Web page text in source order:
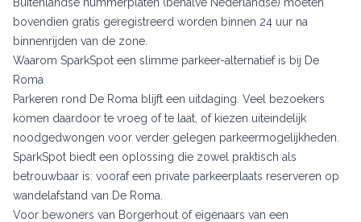
bovendien gratis geregistreerd worden binnen 24 uur na
binnenrijden van de zone.
Waarom SparkSpot een slimme parkeer-alternatief is bij De
Roma
Parkeren rond De Roma blijft een uitdaging. Veel bezoekers
komen daardoor te vroeg of te laat, of kiezen uiteindelijk
noodgedwongen voor verder gelegen parkeermogelijkheden.
SparkSpot biedt een oplossing die zowel praktisch als
betrouwbaar is: vooraf een private parkeerplaats reserveren op
wandelafstand van De Roma.
Voor bewoners van Borgerhout of eigenaars van een